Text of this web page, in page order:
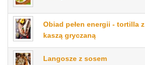
Obiad pełen energii - tortilla z
kaszą gryczaną
Langosze z sosem